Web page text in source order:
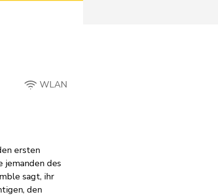
WLAN
ersten
jemanden des
sagt, ihr
den